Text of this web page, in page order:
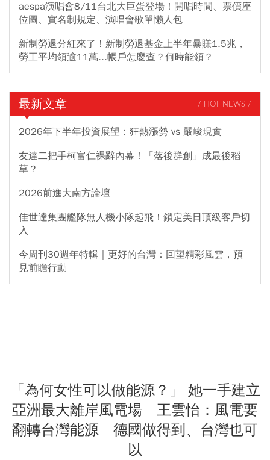
aespa演唱會8/11台北大巨蛋登場！開唱時間、票價座
位圖、實名制規定、演唱會歌單懶人包
新制勞退分紅來了！新制勞退基金上半年暴賺1.5兆，
勞工平均領逾11萬...帳戶怎麼查？何時能領？
最新文章 / HOT NEWS /
2026年下半年投資展望：狂熱漲勢 vs 嚴峻現實
友達二把手柯富仁裸辭內幕！「落後群創」成最後稻
草？
2026前進大南方論壇
佳世達集團艦隊無人機小隊起飛！鎖定美日頂級客戶切
入
今周刊30週年特輯｜更好的台灣：回望精彩風雲，預
見前瞻行動
「為何女性可以做能源？」 她一手建立
亞洲最大離岸風電場 王雲怡：風電要
翻轉台灣能源 德國做得到、台灣也可
以